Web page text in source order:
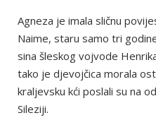
Agneza je imala sličnu
Naime, staru samo tri
sina šleskog vojvode
tako je djevojčica morala
kraljevsku kći poslali su na
Sileziji.